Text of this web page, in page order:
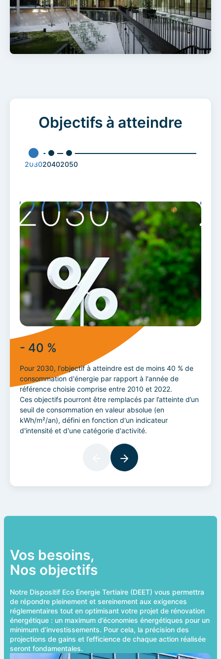
Objectifs à atteindre
203020402050
2030
- 40 %
Pour 2030, l'objectif à atteindre est de moins 40 % de
consommation d'énergie par rapport à l'année de
référence choisie comprise entre 2010 et 2022.
Ces objectifs pourront être remplacés par l’atteinte d’un
seuil de consommation en valeur absolue (en
kWh/m²/an), défini en fonction d'un indicateur
d'intensité et d'une catégorie d'activité.
Vos besoins,
Nos objectifs
Notre Dispositif Eco Energie Tertiaire (DEET) vous permettra
de répondre pleinement et sereinement aux exigences
réglementaires tout en optimisant votre projet de rénovation
énergétique : un maximum d’économies énergétiques pour un
minimum d’investissements. Pour cela, la précision des
projections de gains et l’efficience de chaque action réalisée
seront fondamentales.